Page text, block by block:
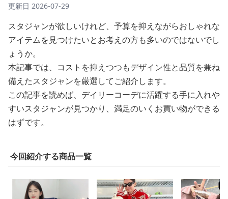
更新日 2026-07-29
スタジャンが欲しいけれど、予算を抑えながらおしゃれな
アイテムを見つけたいとお考えの方も多いのではないでし
ょうか。
本記事では、コストを抑えつつもデザイン性と品質を兼ね
備えたスタジャンを厳選してご紹介します。
この記事を読めば、デイリーコーデに活躍する手に入れや
すいスタジャンが見つかり、満足のいくお買い物ができる
はずです。
今回紹介する商品一覧